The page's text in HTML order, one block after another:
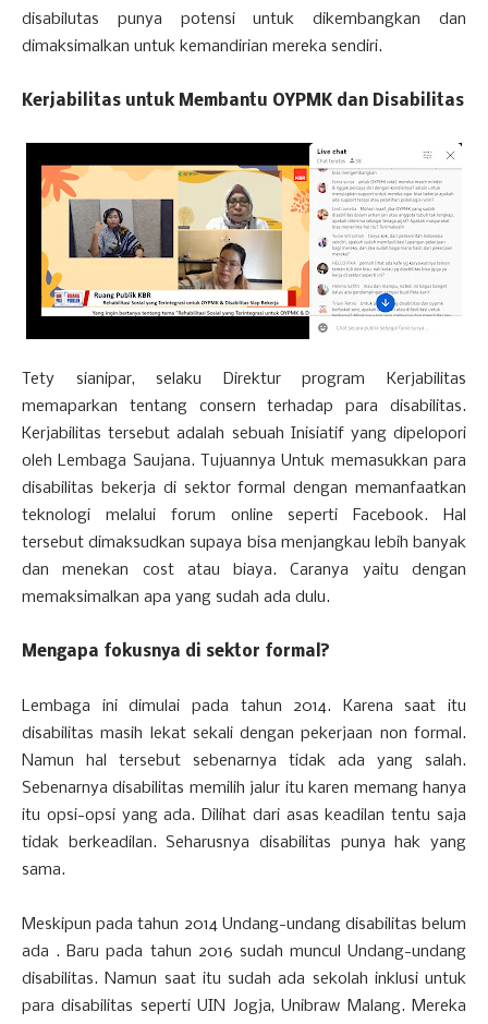
disabilutas punya potensi untuk dikembangkan dan
dimaksimalkan untuk kemandirian mereka sendiri.
Kerjabilitas untuk Membantu OYPMK dan Disabilitas
Tety sianipar, selaku Direktur program Kerjabilitas
memaparkan tentang consern terhadap para disabilitas.
Kerjabilitas tersebut adalah sebuah Inisiatif yang dipelopori
oleh Lembaga Saujana. Tujuannya Untuk memasukkan para
disabilitas bekerja di sektor formal dengan memanfaatkan
teknologi melalui forum online seperti Facebook. Hal
tersebut dimaksudkan supaya bisa menjangkau lebih banyak
dan menekan cost atau biaya. Caranya yaitu dengan
memaksimalkan apa yang sudah ada dulu.
Mengapa fokusnya di sektor formal?
Lembaga ini dimulai pada tahun 2014. Karena saat itu
disabilitas masih lekat sekali dengan pekerjaan non formal.
Namun hal tersebut sebenarnya tidak ada yang salah.
Sebenarnya disabilitas memilih jalur itu karen memang hanya
itu opsi-opsi yang ada. Dilihat dari asas keadilan tentu saja
tidak berkeadilan. Seharusnya disabilitas punya hak yang
sama.
Meskipun pada tahun 2014 Undang-undang disabilitas belum
ada . Baru pada tahun 2016 sudah muncul Undang-undang
disabilitas. Namun saat itu sudah ada sekolah inklusi untuk
para disabilitas seperti UIN Jogja, Unibraw Malang. Mereka